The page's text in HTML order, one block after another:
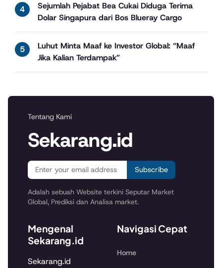
Sejumlah Pejabat Bea Cukai Diduga Terima
Dolar Singapura dari Bos Blueray Cargo
Luhut Minta Maaf ke Investor Global: “Maaf
Jika Kalian Terdampak”
Tentang Kami
Sekarang.id
Subscribe
Adalah sebuah Website terkini Seputar Market
Global, Prediksi dan Analisa market.
Mengenal
Sekarang.id
Sekarang.id
Navigasi Cepat
Home